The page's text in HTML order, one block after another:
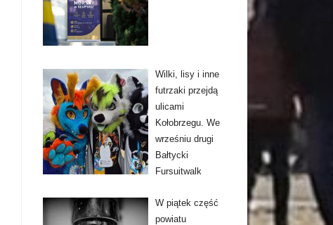
Wilki, lisy i inne
futrzaki przejdą
ulicami
Kołobrzegu. We
wrześniu drugi
Bałtycki
Fursuitwalk
W piątek część
powiatu